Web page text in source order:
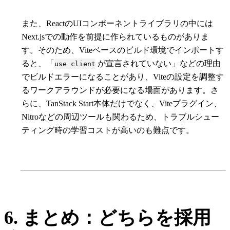
また、ReactのUIコンポーネントライブラリの中には
Next.jsでの動作を前提に作られているものがありま
す。そのため、Viteベースのビルド環境でインポートす
ると、「 use client が宣言されていない」などの理由
でビルドエラーになることがあり、Viteの設定を調整す
るワークアラウンドが必要になる場面があります。さ
らに、TanStack Start本体だけでなく、Viteプラグイン、
Nitroなどの周辺ツールも関わるため、トラブルシュー
ティング時の学習コストが高いのも難点です。
6. まとめ：どちらを採用